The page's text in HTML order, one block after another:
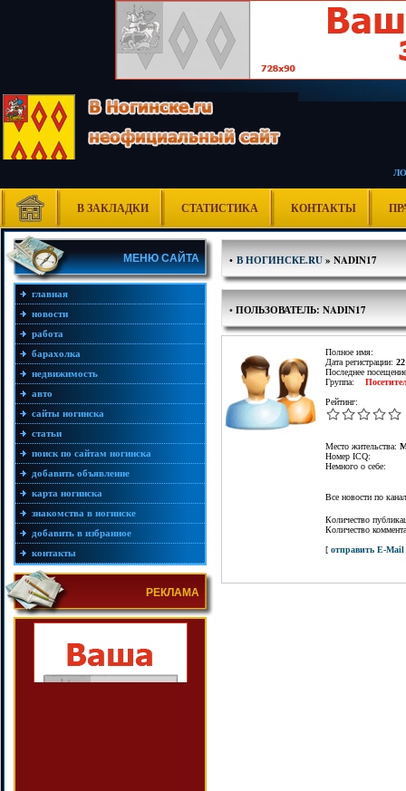
В ЗАКЛАДКИ СТАТИСТИКА КОНТАКТЫ
МЕНЮ САЙТА
главная
новости
работа
барахолка
недвижимость
авто
сайты ногинска
статьи
поиск по сайтам ногинска
добавить объявление
карта ногинска
знакомства в ногинске
добавить в избранное
контакты
РЕКЛАМА
• В НОГИНСКЕ.RU» NADIN17
• ПОЛЬЗОВАТЕЛЬ: NADIN17
Полное имя:
Дата регистрации:
Последнее
Группа:
Рейтинг:
Место жительства:
Номер ICQ:
Немного о себе:
Все новости по
Количество
Количество
[ отправить E-Mail